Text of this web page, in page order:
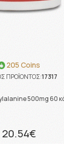
205 Coins
ΠΡΟΪΟΝΤΟΣ:17317
500mg 60
20.54€